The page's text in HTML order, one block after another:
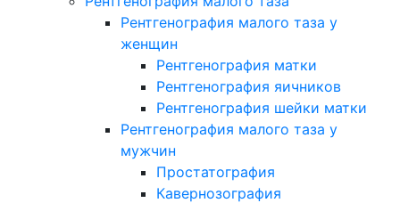
Рентгенография малого таза у
женщин
Рентгенография матки
Рентгенография яичников
Рентгенография шейки матки
Рентгенография малого таза у
мужчин
Простатография
Кавернозография